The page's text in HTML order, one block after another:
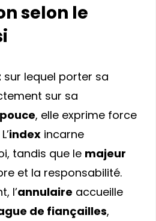
selon le
sur lequel porter sa
sur sa
pouce, elle exprime force
index incarne
tandis que le majeur
et la responsabilité.
l’annulaire accueille
de fiançailles,